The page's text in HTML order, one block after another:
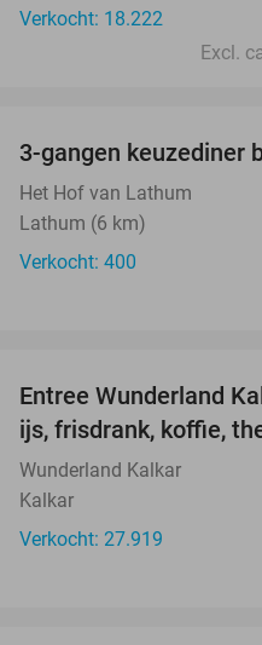
Verkocht: 18.222
Excl.
3-gangen keuzediner
Het Hof van Lathum
Lathum (6 km)
Verkocht: 400
Entree Wunderland
ijs, frisdrank, koffie,
Wunderland Kalkar
Kalkar
Verkocht: 27.919